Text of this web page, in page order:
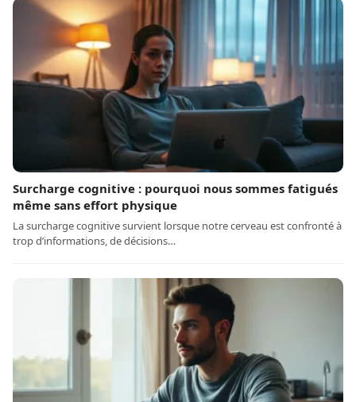
Surcharge cognitive : pourquoi nous sommes fatigués
même sans effort physique
La surcharge cognitive survient lorsque notre cerveau est confronté à
trop d’informations, de décisions…